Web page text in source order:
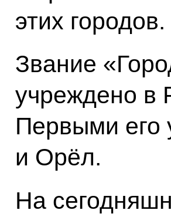
этих городов.
Звание
учреждено в
Первыми его
и Орёл.
На